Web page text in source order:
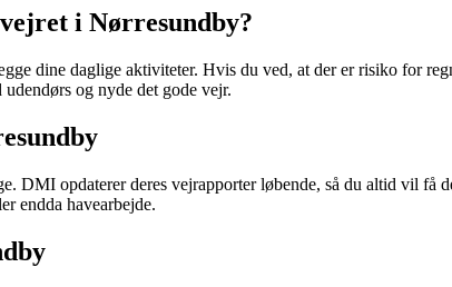
i Nørresundby?
dine daglige aktiviteter. Hvis du ved, at der er risiko for
og nyde det gode vejr.
DMI opdaterer deres vejrapporter løbende, så du altid vil
endda havearbejde.